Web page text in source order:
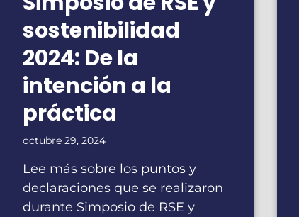
sostenibilidad
2024: De la
intención a la
práctica
octubre 29, 2024
Lee más sobre los puntos y
declaraciones que se realizaron
durante Simposio de RSE y